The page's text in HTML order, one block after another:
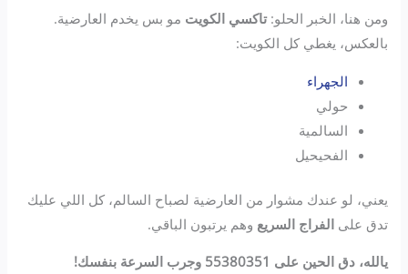
ومن هنا، الخبر الحلو:تاكسي الكويت مو بس يخدم العارضية.
بالعكس، يغطي كل الكويت:
الجهراء
حولي
السالمية
الفحيحيل
يعني، لو عندك مشوار من العارضية لصباح السالم، كل اللي عليك
تدق علىالفراج السريع وهم يرتبون الباقي.
يالله، دق الحين على 55380351 وجرب السرعة بنفسك!